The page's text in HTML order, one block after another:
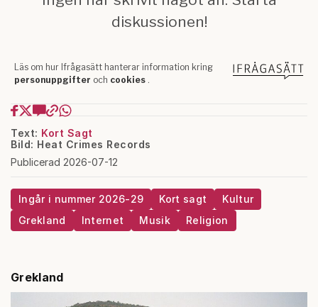
Text: Kort Sagt
Bild: Heat Crimes Records
Publicerad 2026-07-12
Ingår i nummer 2026-29 Kort sagt
Kultur
Grekland
Internet Musik Religion
Grekland